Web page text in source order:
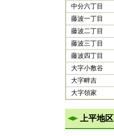
中分六丁目
藤波一丁目
藤波二丁目
藤波三丁目
藤波四丁目
大字小敷谷
大字畔吉
大字領家
上平地区